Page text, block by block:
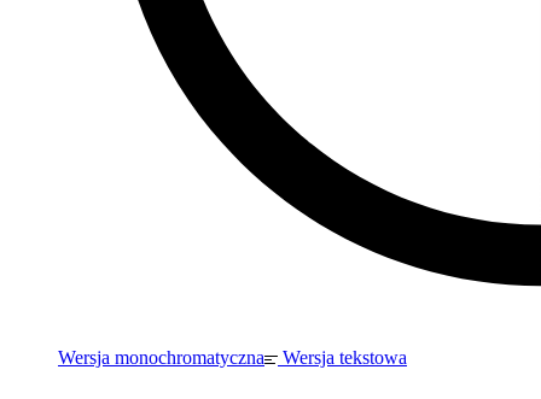
Wersja monochromatyczna Wersja tekstowa